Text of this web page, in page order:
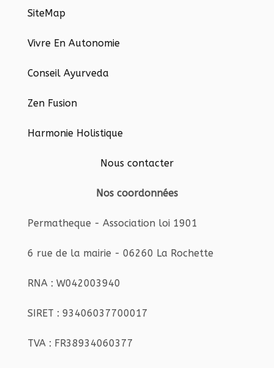
SiteMap
Vivre En Autonomie
Conseil Ayurveda
Zen Fusion
Harmonie Holistique
Nous contacter
Nos coordonnées
Permatheque - Association loi 1901
6 rue de la mairie - 06260 La Rochette
RNA : W042003940
SIRET : 93406037700017
TVA : FR38934060377